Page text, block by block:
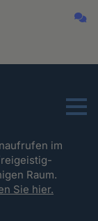
Menu
im
Raum.
Sie hier.